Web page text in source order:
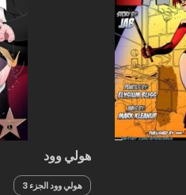
هولي وود
هولي وود الجزء 3